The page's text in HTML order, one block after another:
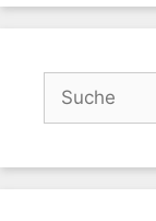
Suchen